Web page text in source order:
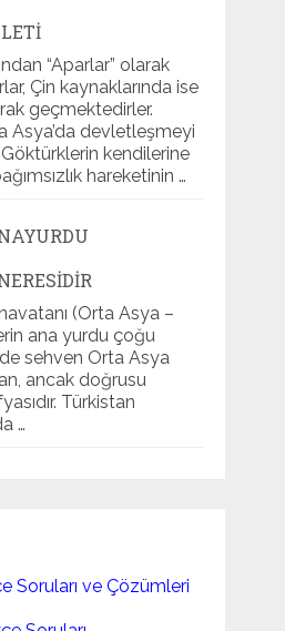
“Aparlar” olarak
Çin kaynaklarında ise
geçmektedirler.
Asya’da devletleşmeyi
kendilerine
hareketinin …
(Orta Asya –
ana yurdu çoğu
sehven Orta Asya
ancak doğrusu
Türkistan
…
Soruları ve Çözümleri